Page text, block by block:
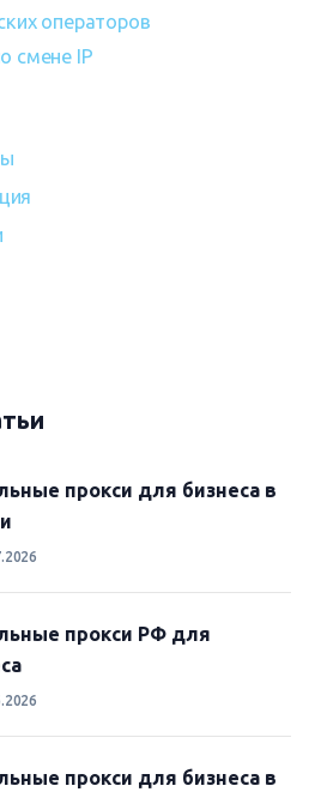
операторов
смене IP
прокси для бизнеса в
прокси РФ для
прокси для бизнеса в